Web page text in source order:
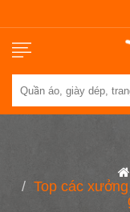
Top các